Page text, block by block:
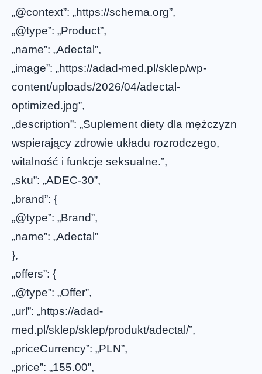
„@context”: „https://schema.org”,
„@type”: „Product”,
„name”: „Adectal”,
„image”: „https://adad-med.pl/sklep/wp-
content/uploads/2026/04/adectal-
optimized.jpg”,
„description”: „Suplement diety dla mężczyzn
wspierający zdrowie układu rozrodczego,
witalność i funkcje seksualne.”,
„sku”: „ADEC-30”,
„brand”: {
„@type”: „Brand”,
„name”: „Adectal”
},
„offers”: {
„@type”: „Offer”,
„url”: „https://adad-
med.pl/sklep/sklep/produkt/adectal/”,
„priceCurrency”: „PLN”,
„price”: „155.00”,